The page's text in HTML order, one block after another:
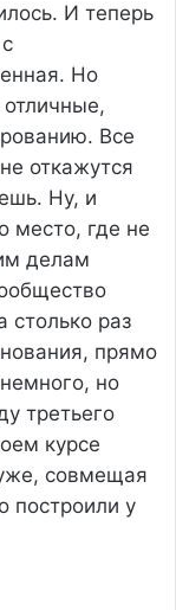
И теперь
Но
Все
откажутся
Ну, и
место, где не
делам
раз
прямо
но
третьего
курсе
совмещая
построили у